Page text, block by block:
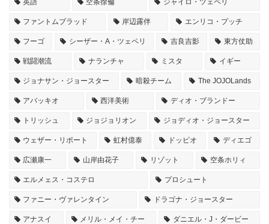
英語 空条徐倫 ジャイロ・ツェペリ
ファントムブラッド 岸辺露伴 エンリコ・プッチ
フーゴ シーザー・A・ツェペリ 吉良吉影 東方仗助
戦闘潮流 ナランチャ ミスタ イギー
ジョナサン・ジョースター 暗殺チーム The JOJOLands
アバッキオ 西洋美術 ディオ・ブランドー
トリッシュ ジョジョリオン ジョディオ・ジョースター
ウェザー・リポート 虹村億泰 ドッピオ ディエゴ
広瀬康一 山岸由花子 リゾット 空条ホリィ
エルメェス・コステロ プロシュート
ファニー・ヴァレンタイン ドラゴナ・ジョースター
アナスイ メリル・メイ・チー ダニエル・J・ダービー